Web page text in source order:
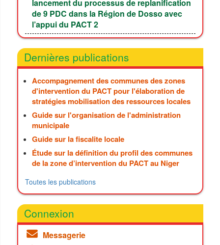
lancement du processus de replanification
de 9 PDC dans la Région de Dosso avec
l’appui du PACT 2
Dernières publications
Accompagnement des communes des zones
d'intervention du PACT pour l'élaboration de
stratégies mobilisation des ressources locales
Guide sur l'organisation de l'administration
municipale
Guide sur la fiscalite locale
Étude sur la définition du profil des communes
de la zone d’intervention du PACT au Niger
Toutes les publications
Connexion
Messagerie